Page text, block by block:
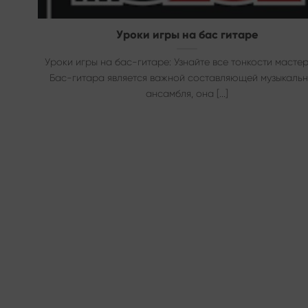
Уроки игры на бас гитаре
Уроки игры на бас-гитаре: Узнайте все тонкости
Бас-гитара является важной составляющей
ансамбля, она [...]